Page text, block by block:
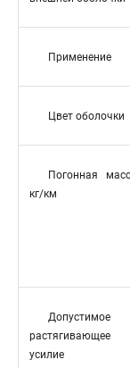
Применение
Цвет оболочки
Погонная
кг/км
Допустимое
растягивающее
усилие